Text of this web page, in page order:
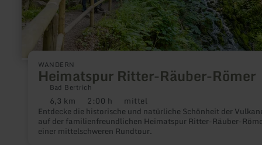
WANDERN
Heimatspur Ritter-Räuber-Römer
Bad Bertrich
Distanz:
6,3 km Dauer:
2:00 h Anforderung:
mittel
Entdecke die historische und natürliche Schönheit der
auf der familienfreundlichen Heimatspur Ritter-Räuber-
einer mittelschweren Rundtour.